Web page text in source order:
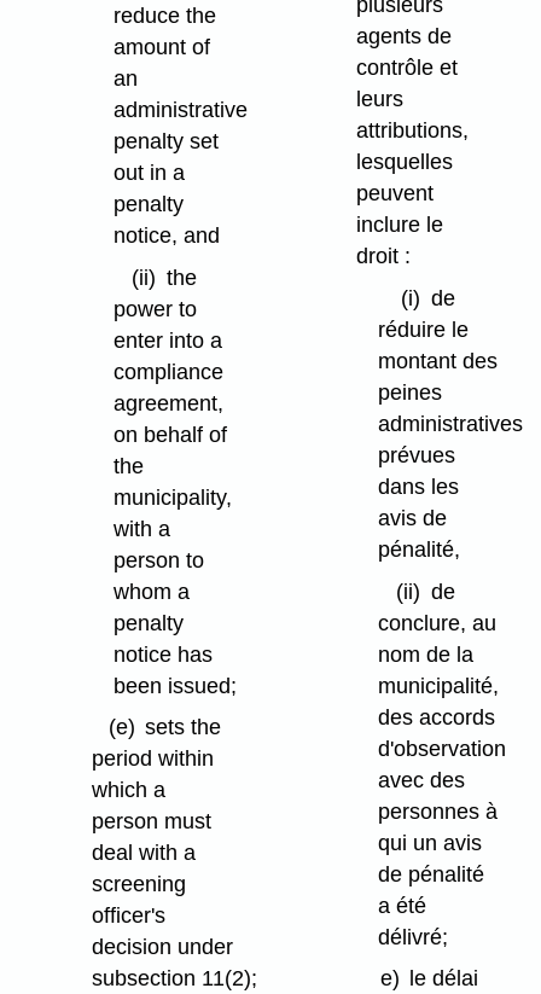
reduce the
amount of
an
administrative
penalty set
out in a
penalty
notice, and
(ii) the
power to
enter into a
compliance
agreement,
on behalf of
the
municipality,
with a
person to
whom a
penalty
notice has
been issued;
(e) sets the
period within
which a
person must
deal with a
screening
officer's
decision under
subsection 11(2);
plusieurs
agents de
contrôle et
leurs
attributions,
lesquelles
peuvent
inclure le
droit :
(i) de
réduire le
montant des
peines
administratives
prévues
dans les
avis de
pénalité,
(ii) de
conclure, au
nom de la
municipalité,
des accords
d'observation
avec des
personnes à
qui un avis
de pénalité
a été
délivré;
e)
le délai